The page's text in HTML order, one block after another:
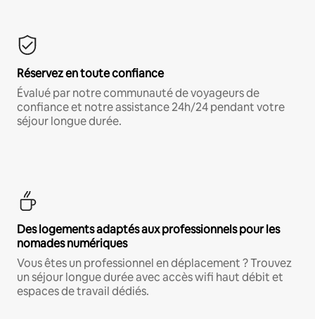
Réservez en toute confiance
Évalué par notre communauté de voyageurs de
confiance et notre assistance 24h/24 pendant votre
séjour longue durée.
Des logements adaptés aux professionnels pour les
nomades numériques
Vous êtes un professionnel en déplacement ? Trouvez
un séjour longue durée avec accès wifi haut débit et
espaces de travail dédiés.